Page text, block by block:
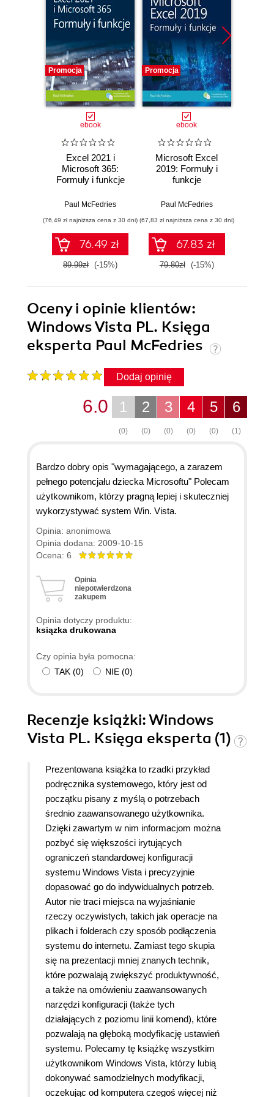
Promocja
ebook
Excel 2021 i
Microsoft 365:
Formuły i funkcje
Paul McFedries
(76,49 zł najniższa cena z 30 dni)
76.49 zł
89.99zł (-15%)
Promocja
ebook
Microsoft Excel
2019: Formuły i
funkcje
Paul McFedries
(67,83 zł najniższa cena z 30 dni)
67.83 zł
79.80zł (-15%)
Oceny i opinie klientów:
Windows Vista PL. Księga
eksperta Paul McFedries
Dodaj opinię
6
(1)
5
(0)
4
(0)
3
(0)
2
(0)
1
(0)
6.0
Bardzo dobry opis "wymagającego, a zarazem
pełnego potencjału dziecka Microsoftu" Polecam
użytkownikom, którzy pragną lepiej i skuteczniej
wykorzystywać system Win. Vista.
Opinia: anonimowa
Opinia dodana: 2009-10-15
Ocena: 6
Opinia
niepotwierdzona
zakupem
Opinia dotyczy produktu:
ksiązka drukowana
Czy opinia była pomocna:
TAK (0) NIE (0)
Recenzje książki: Windows
Vista PL. Księga eksperta (1)
Prezentowana książka to rzadki przykład
podręcznika systemowego, który jest od
początku pisany z myślą o potrzebach
średnio zaawansowanego użytkownika.
Dzięki zawartym w nim informacjom można
pozbyć się większości irytujących
ograniczeń standardowej konfiguracji
systemu Windows Vista i precyzyjnie
dopasować go do indywidualnych potrzeb.
Autor nie traci miejsca na wyjaśnianie
rzeczy oczywistych, takich jak operacje na
plikach i folderach czy sposób podłączenia
systemu do internetu. Zamiast tego skupia
się na prezentacji mniej znanych technik,
które pozwalają zwiększyć produktywność,
a także na omówieniu zaawansowanych
narzędzi konfiguracji (także tych
działających z poziomu linii komend), które
pozwalają na głęboką modyfikację ustawień
systemu. Polecamy tę książkę wszystkim
użytkownikom Windows Vista, którzy lubią
dokonywać samodzielnych modyfikacji,
oczekując od komputera czegoś więcej niż